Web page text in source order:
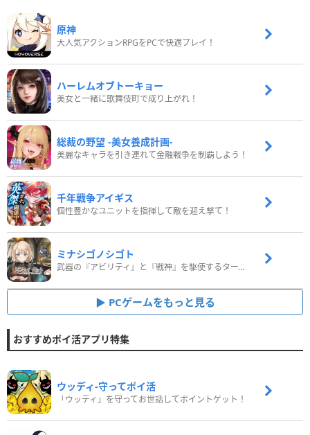
原神
大人気アクションRPGをPCで快適プレイ！
ハーレムオブトーキョー
美女と一緒に歌舞伎町で成り上がれ！
総裁の野望 -美女養成計画-
美麗なキャラを引き連れて金融戦争を制覇しよう！
千年戦争アイギス
個性豊かなユニットを指揮して敵を迎え撃て！
ミナシゴノシゴト
武器の『アビリティ』と『戦神』を駆使するターン制コマンドバトルRPG！
PCゲームをもっと見る
おすすめポイ活アプリ特集
ウッディ‐守ってポイ活
「ウッディ」を守ってお世話してポイントゲット！